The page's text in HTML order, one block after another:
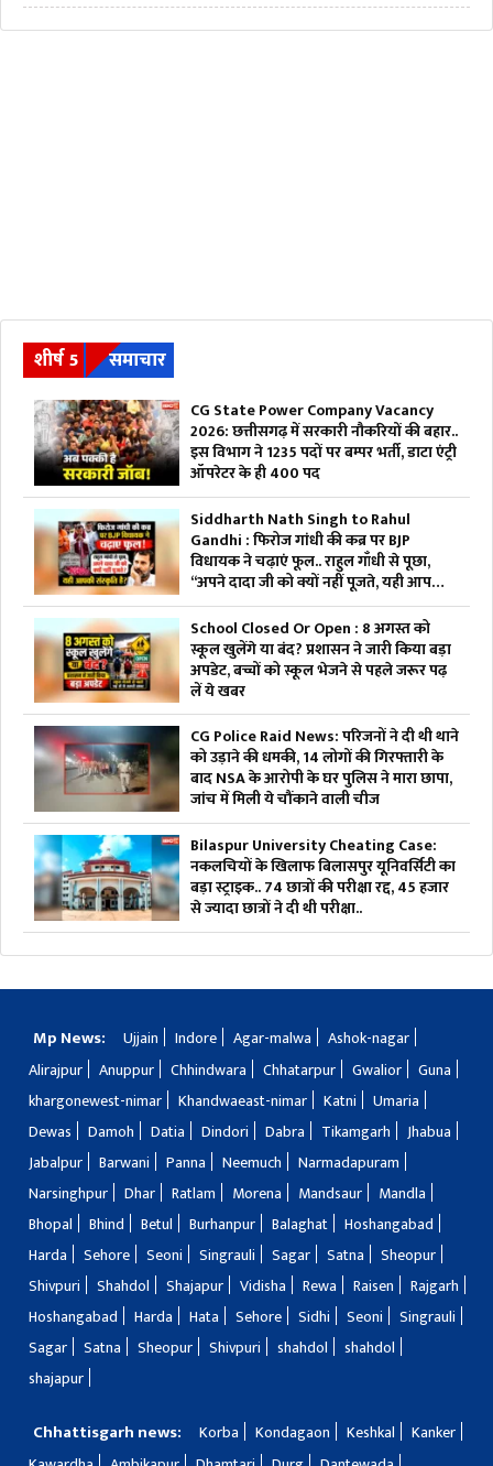
शीर्ष 5 समाचार
CG State Power Company Vacancy
2026: छत्तीसगढ़ में सरकारी नौकरियों की बहार..
इस विभाग ने 1235 पदों पर बम्पर भर्ती, डाटा एंट्री
ऑपरेटर के ही 400 पद
Siddharth Nath Singh to Rahul
Gandhi : फिरोज गांधी की कब्र पर BJP
विधायक ने चढ़ाएं फूल.. राहुल गाँधी से पूछा,
“अपने दादा जी को क्यों नहीं पूजते, यही आपकी
संस्कृति है?”
School Closed Or Open : 8 अगस्त को
स्कूल खुलेंगे या बंद? प्रशासन ने जारी किया बड़ा
अपडेट, बच्चों को स्कूल भेजने से पहले जरूर पढ़
लें ये खबर
CG Police Raid News: परिजनों ने दी थी थाने
को उड़ाने की धमकी, 14 लोगों की गिरफ्तारी के
बाद NSA के आरोपी के घर पुलिस ने मारा छापा,
जांच में मिली ये चौंकाने वाली चीज
Bilaspur University Cheating Case:
नकलचियों के खिलाफ बिलासपुर यूनिवर्सिटी का
बड़ा स्ट्राइक.. 74 छात्रों की परीक्षा रद्द, 45 हजार
से ज्यादा छात्रों ने दी थी परीक्षा..
Mp News: Ujjain Indore Agar-malwa
Ashok-nagar
Alirajpur
Anuppur Chhindwara Chhatarpur Gwalior
Guna
khargonewest-nimar
Khandwaeast-nimar Katni
Umaria
Dewas
Damoh Datia Dindori Dabra Tikamgarh
Jhabua
Jabalpur
Barwani Panna Neemuch
Narmadapuram
Narsinghpur
Dhar Ratlam Morena Mandsaur
Mandla
Bhopal
Bhind Betul Burhanpur Balaghat
Hoshangabad
Harda
Sehore Seoni Singrauli Sagar Satna
Sheopur
Shivpuri
Shahdol Shajapur Vidisha Rewa Raisen
Rajgarh
Hoshangabad
Harda Hata Sehore Sidhi Seoni
Singrauli
Sagar
Satna Sheopur Shivpuri shahdol
shahdol
shajapur
Chhattisgarh news: Korba Kondagaon Keshkal
Kanker